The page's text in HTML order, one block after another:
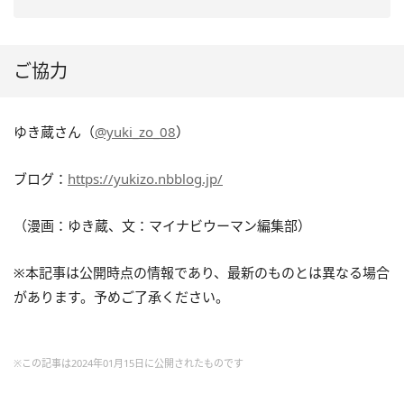
ご協力
ゆき蔵さん（@yuki_zo_08）
ブログ： https://yukizo.nbblog.jp/
（漫画：ゆき蔵、文：マイナビウーマン編集部）
※本記事は公開時点の情報であり、最新のものとは異なる場合
があります。予めご了承ください。
※この記事は2024年01月15日に公開されたものです